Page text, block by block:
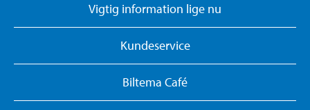
Vigtig information lige nu
Kundeservice
Biltema Café